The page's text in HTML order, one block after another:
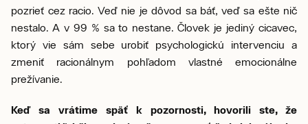
pozrieť cez racio. Veď nie je dôvod sa báť, veď sa ešte nič
nestalo. A v 99 % sa to nestane. Človek je jediný cicavec,
ktorý vie sám sebe urobiť psychologickú intervenciu a
zmeniť racionálnym pohľadom vlastné emocionálne
prežívanie.
Keď sa vrátime späť k pozornosti, hovorili ste, že